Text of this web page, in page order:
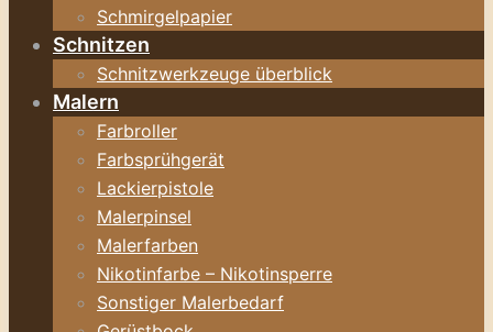
Schmirgelpapier
Schnitzen
Schnitzwerkzeuge überblick
Malern
Farbroller
Farbsprühgerät
Lackierpistole
Malerpinsel
Malerfarben
Nikotinfarbe – Nikotinsperre
Sonstiger Malerbedarf